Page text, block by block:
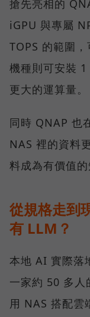
搶先亮相的
iGPU 與專屬
TOPS 的範圍
機種則可安裝
更大的運算量。
同時 QNAP 也
NAS 裡的資料
料成為有價值的
從規格走到
有 LLM？
本地 AI 實際落
一家約 50 多人
用 NAS 搭配雲